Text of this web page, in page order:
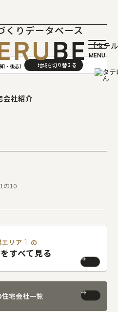
くりデータベース
［タテ
・後志）
釧路(釧路･根室)版
会社紹介
の10
エリア ］の
すべて見る
宅会社一覧